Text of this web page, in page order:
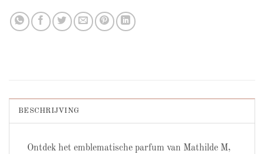
BESCHRIJVING
Ontdek het emblematische parfum van Mathilde M,